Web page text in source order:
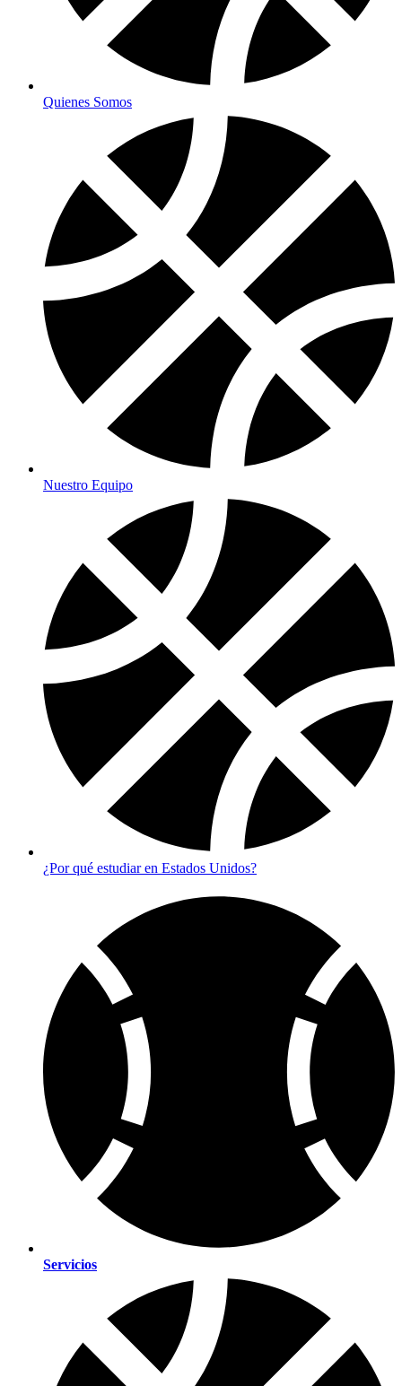
Quienes Somos
Nuestro Equipo
¿Por qué estudiar en Estados Unidos?
Servicios